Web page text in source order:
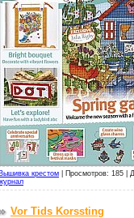
Вышивка крестом Просмотров: 185 |
Vor Tids Korssting